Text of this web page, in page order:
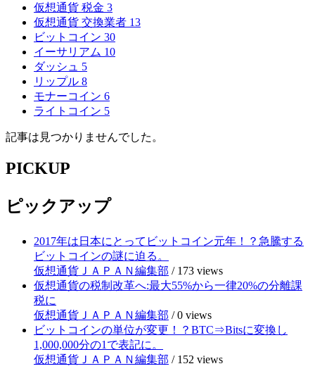
仮想通貨 税金 3
仮想通貨 交換業者 13
ビットコイン 30
イーサリアム 10
ダッシュ 5
リップル 8
モナーコイン 6
ライトコイン 5
記事は見つかりませんでした。
PICKUP
ピックアップ
2017年は日本にとってビットコイン元年！？急騰する
ビットコインの謎に迫る。
仮想通貨ＪＡＰＡＮ編集部 / 173 views
仮想通貨の税制改革へ:最大55%から一律20%の分離課
税に
仮想通貨ＪＡＰＡＮ編集部 /0 views
ビットコインの単位が変更！？BTC⇒Bitsに変換し
1,000,000分の1で表記に。
仮想通貨ＪＡＰＡＮ編集部 / 152 views